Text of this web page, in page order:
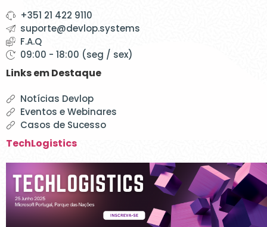
+351 21 422 9110
suporte@devlop.systems
F.A.Q
09:00 - 18:00 (seg / sex)
Links em Destaque
Notícias Devlop
Eventos e Webinares
Casos de Sucesso
TechLogistics